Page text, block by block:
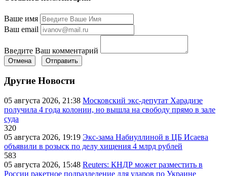
Ваше имя
Ваш email
Введите Ваш комментарий
Отмена Отправить
Другие Новости
05 августа 2026, 21:38 Московский экс-депутат Харадизе
получила 4 года колонии, но вышла на свободу прямо в зале
суда
320
05 августа 2026, 19:19 Экс-зама Набиуллиной в ЦБ Исаева
объявили в розыск по делу хищения 4 млрд рублей
583
05 августа 2026, 15:48 Reuters: КНДР может разместить в
России ракетное подразделение для ударов по Украине